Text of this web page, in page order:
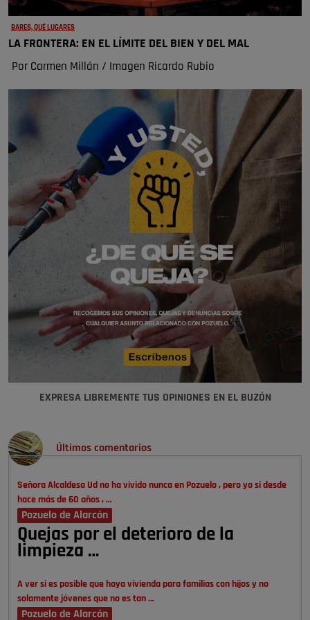
BARES, QUÉ LUGARES
LA FRONTERA: EN EL LÍMITE DEL BIEN Y DEL MAL
Por Carmen Millán / Imagen Ricardo Rubio
EXPRESA LIBREMENTE TUS OPINIONES EN EL BUZÓN
Últimos comentarios
Señora Alcaldesa Ud no ha vivido nunca en Pozuelo , pero yo si desde
hace más de 60 años , …
Pozuelo de Alarcón
Quejas por el deterioro de la
limpieza …
A ver si es posible que haya vivienda para familias con hijos y no
solamente jóvenes que no es tan …
Pozuelo de Alarcón